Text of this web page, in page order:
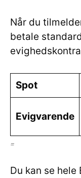
Når du
betale
Spot
Evigvarende
=
Du kan se hele